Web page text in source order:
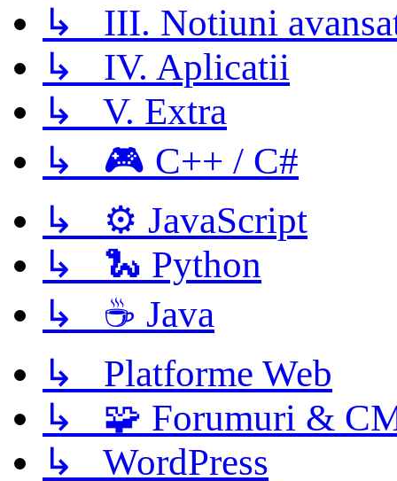
↳ III. Notiuni
↳ IV. Aplicatii
↳ V. Extra
↳ 🎮 C++ / C#
↳ ⚙️ JavaScript
↳ 🐍 Python
↳ ☕ Java
↳ Platforme Web
↳ 🧩 Forumuri &
↳ WordPress